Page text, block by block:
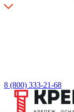
8 (800) 333-21-68